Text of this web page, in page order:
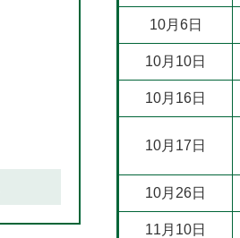
10月6日
10月10日
10月16日
10月17日
10月26日
11月10日